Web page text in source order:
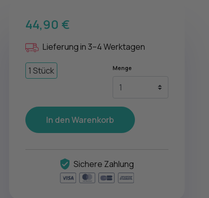
44,90 €
Lieferung in 3–4 Werktagen
1 Stück Menge
In den Warenkorb
Sichere Zahlung